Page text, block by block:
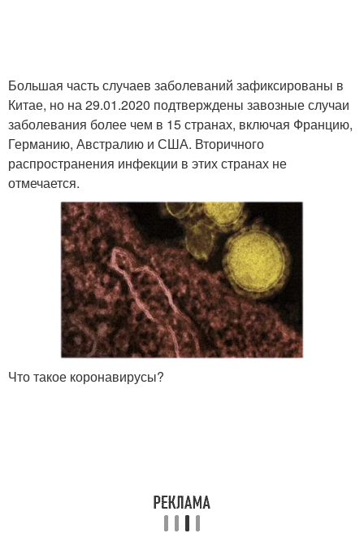
Большая часть случаев заболеваний зафиксированы в
Китае, но на 29.01.2020 подтверждены завозные случаи
заболевания более чем в 15 странах, включая Францию,
Германию, Австралию и США. Вторичного
распространения инфекции в этих странах не
отмечается.
Что такое коронавирусы?